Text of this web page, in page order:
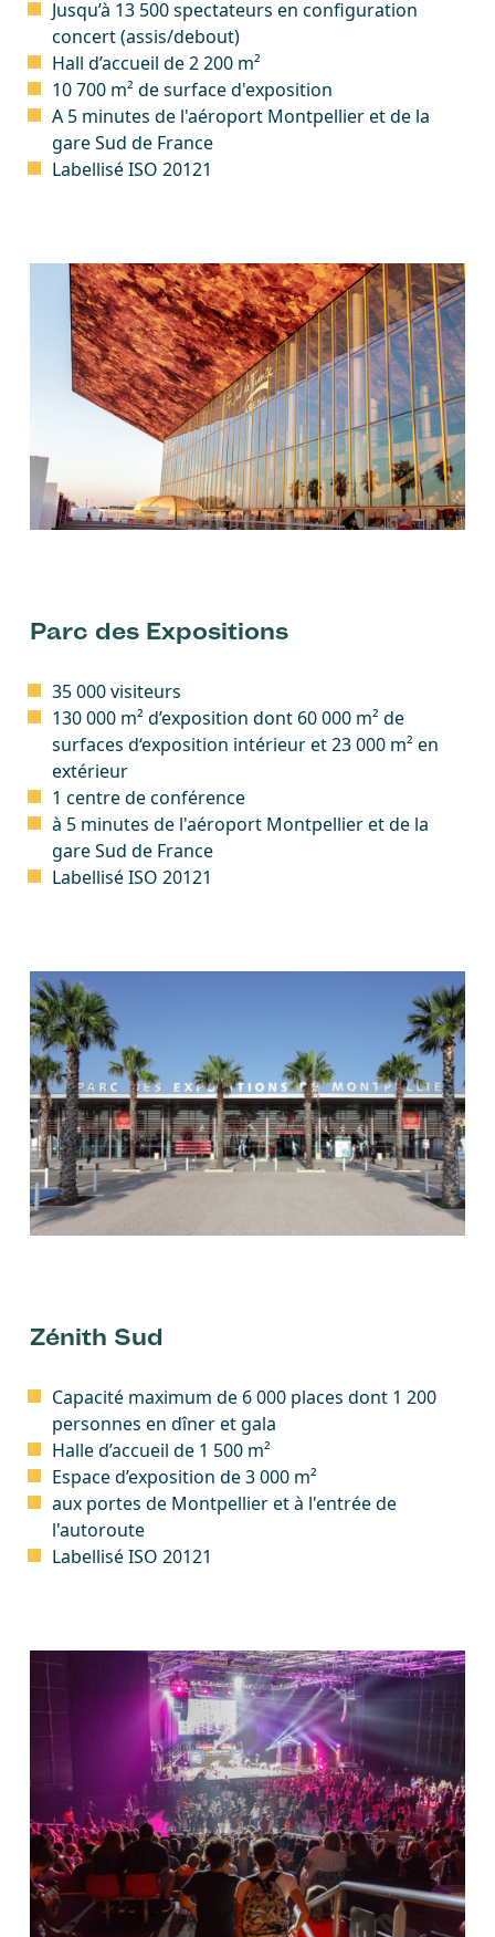
Jusqu’à 13 500 spectateurs en configuration
concert (assis/debout)
Hall d’accueil de 2 200 m²
10 700 m² de surface d'exposition
A 5 minutes de l'aéroport Montpellier et de la
gare Sud de France
Labellisé ISO 20121
Image
Parc des Expositions
35 000 visiteurs
130 000 m² d’exposition dont 60 000 m² de
surfaces d‘exposition intérieur et 23 000 m² en
extérieur
1 centre de conférence
à 5 minutes de l'aéroport Montpellier et de la
gare Sud de France
Labellisé ISO 20121
Image
Zénith Sud
Capacité maximum de 6 000 places dont 1 200
personnes en dîner et gala
Halle d’accueil de 1 500 m²
Espace d’exposition de 3 000 m²
aux portes de Montpellier et à l'entrée de
l'autoroute
Labellisé ISO 20121
Image